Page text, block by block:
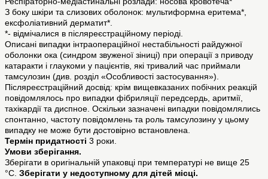
З боку шкіри та слизових оболонок: мультиформна еритема*,
ексфоліативний дерматит*.
*- відмічалися в післяреєстраційному періоді.
Описані випадки інтраопераційної нестабільності райдужної
оболонки ока (синдром звуженої зіниці) при операції з приводу
катаракти і глаукоми у пацієнтів, які тривалий час приймали
тамсулозин (див. розділ «Особливості застосування»).
Післяреєстраційний досвід: крім вищевказаних побічних реакцій
повідомлялось про випадки фібриляції передсердь, аритмії,
тахікардії та диспное. Оскільки зазначені випадки повідомлялись
спонтанно, частоту повідомлень та роль тамсулозину у цьому
випадку не може бути достовірно встановлена.
Термін придатності 3 роки.
Умови зберігання.
Зберігати в оригінальній упаковці при температурі не вище 25
°C. Зберігати у недоступному для дітей місці.